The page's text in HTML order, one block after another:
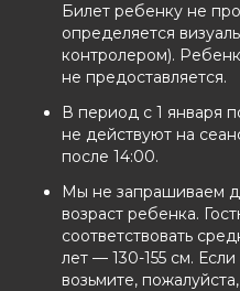
Билет ребенку не
определяется
контролером).
не предоставляется.
В период с 1 января
не действуют на
после 14:00.
Мы не запрашиваем
возраст ребенка.
соответствовать
лет — 130-155 см.
возьмите,